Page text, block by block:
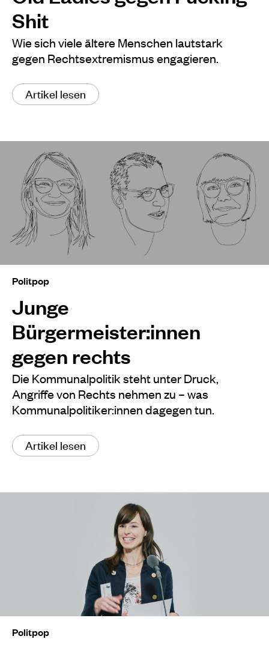
Shit
Wie sich viele ältere Menschen lautstark
gegen Rechtsextremismus engagieren.
Artikel lesen
Politpop
Junge
Bürgermeister:innen
gegen rechts
Die Kommunalpolitik steht unter Druck,
Angriffe von Rechts nehmen zu – was
Kommunalpolitiker:innen dagegen tun.
Artikel lesen
Politpop